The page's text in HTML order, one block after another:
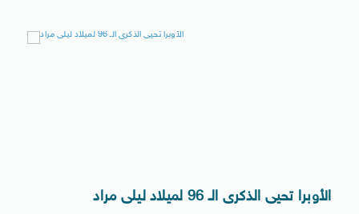
الأوبرا تحيى الذكرى الـ 96 لميلاد ليلى مراد